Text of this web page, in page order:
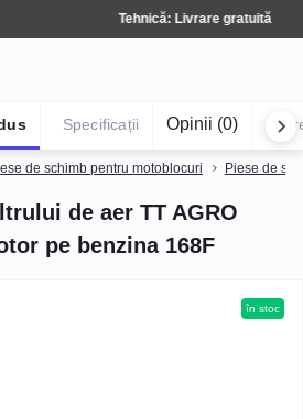
Livrare gratuită
de schimb pentru motoblocuri Piese de
de aer TT AGRO
pe benzina 168F
Specificații Opinii (0)
în stoc